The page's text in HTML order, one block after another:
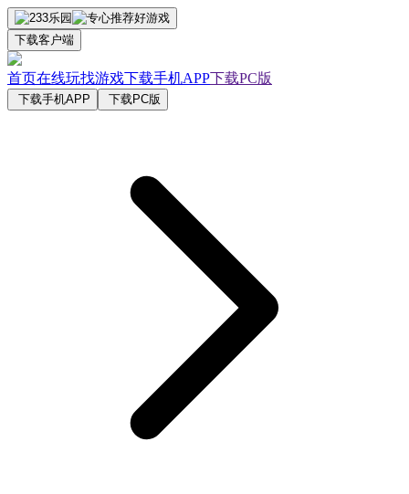
下载客户端
首页在线玩找游戏下载手机APP下载PC版
下载手机APP 下载PC版